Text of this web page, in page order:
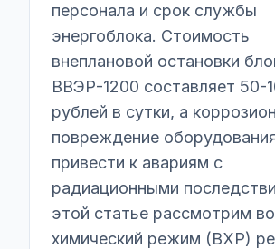
персонала и срок службы
энергоблока. Стоимость
внеплановой остановки
ВВЭР-1200 составляет 50-
рублей в сутки, а
повреждение
привести к авариям с
радиационными
этой статье рассмотрим
химический режим (ВХР)